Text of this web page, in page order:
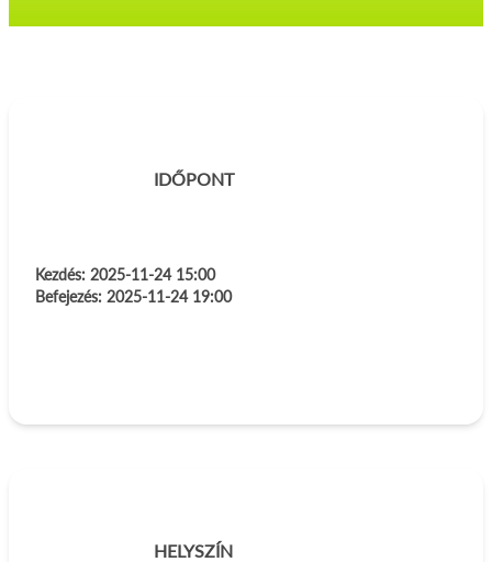
IDŐPONT
Kezdés: 2025-11-24 15:00
Befejezés: 2025-11-24 19:00
HELYSZÍN